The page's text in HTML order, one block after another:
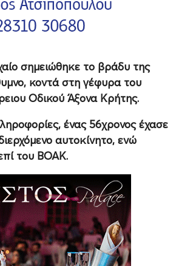
σημειώθηκε το βράδυ της
κοντά στη γέφυρα του
Οδικού Άξονα Κρήτης.
ένας 56χρονος έχασε
αυτοκίνητο, ενώ
του ΒΟΑΚ.